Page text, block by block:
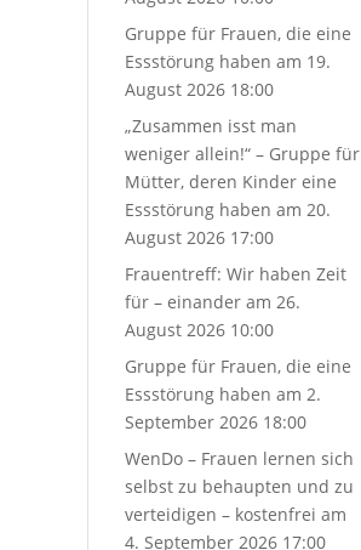
Gruppe für Frauen, die eine
Essstörung haben am 19.
August 2026 18:00
„Zusammen isst man
weniger allein!“ – Gruppe für
Mütter, deren Kinder eine
Essstörung haben am 20.
August 2026 17:00
Frauentreff: Wir haben Zeit
für – einander am 26.
August 2026 10:00
Gruppe für Frauen, die eine
Essstörung haben am 2.
September 2026 18:00
WenDo – Frauen lernen sich
selbst zu behaupten und zu
verteidigen – kostenfrei am
4. September 2026 17:00